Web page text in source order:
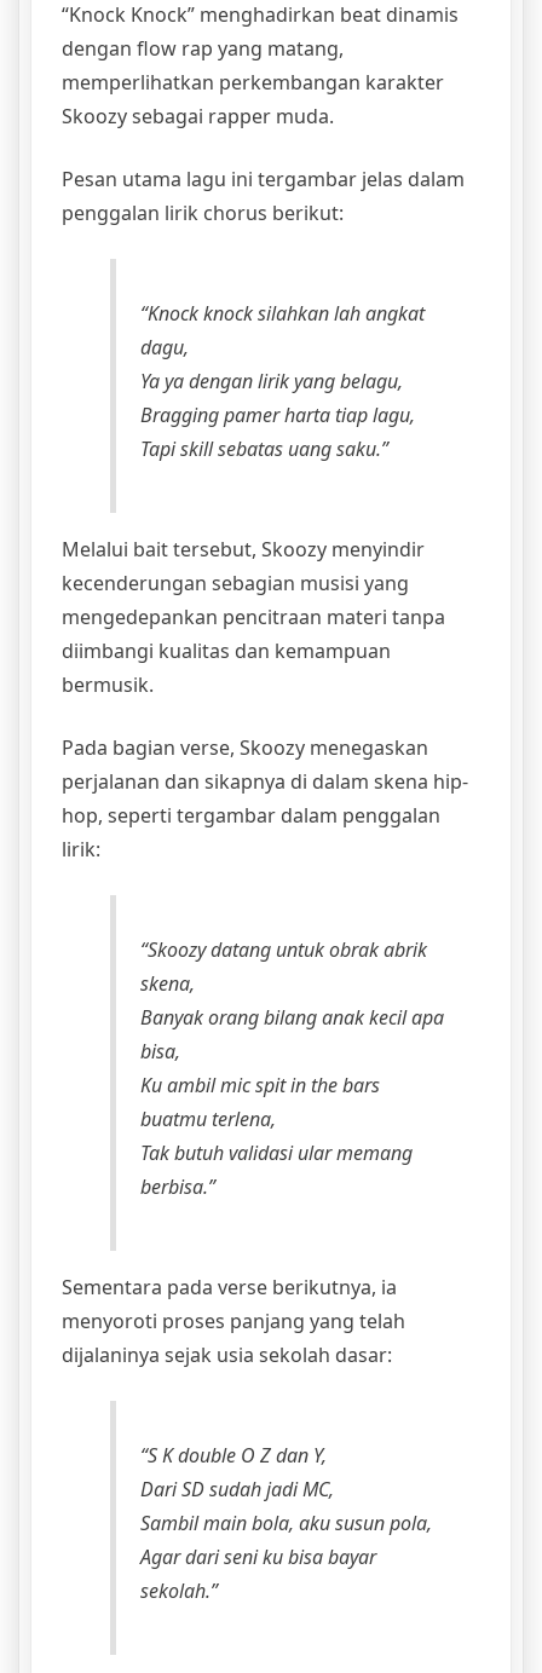
“Knock Knock” menghadirkan beat dinamis
dengan flow rap yang matang,
memperlihatkan perkembangan karakter
Skoozy sebagai rapper muda.
Pesan utama lagu ini tergambar jelas dalam
penggalan lirik chorus berikut:
“Knock knock silahkan lah angkat
dagu,
Ya ya dengan lirik yang belagu,
Bragging pamer harta tiap lagu,
Tapi skill sebatas uang saku.”
Melalui bait tersebut, Skoozy menyindir
kecenderungan sebagian musisi yang
mengedepankan pencitraan materi tanpa
diimbangi kualitas dan kemampuan
bermusik.
Pada bagian verse, Skoozy menegaskan
perjalanan dan sikapnya di dalam skena hip-
hop, seperti tergambar dalam penggalan
lirik:
“Skoozy datang untuk obrak abrik
skena,
Banyak orang bilang anak kecil apa
bisa,
Ku ambil mic spit in the bars
buatmu terlena,
Tak butuh validasi ular memang
berbisa.”
Sementara pada verse berikutnya, ia
menyoroti proses panjang yang telah
dijalaninya sejak usia sekolah dasar:
“S K double O Z dan Y,
Dari SD sudah jadi MC,
Sambil main bola, aku susun pola,
Agar dari seni ku bisa bayar
sekolah.”